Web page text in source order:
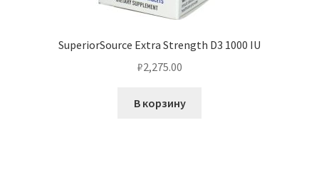
SuperiorSource Extra Strength D3 1000 IU
₽2,275.00
В корзину